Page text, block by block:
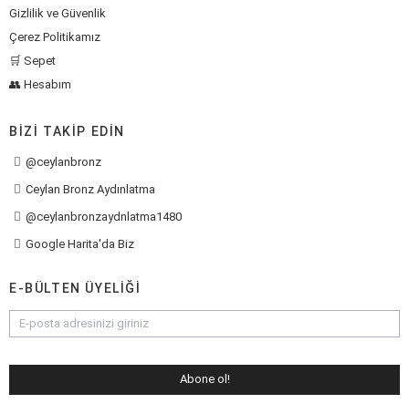
Gizlilik ve Güvenlik
Çerez Politikamız
🛒 Sepet
👥 Hesabım
BIZI TAKIP EDIN
@ceylanbronz
Ceylan Bronz Aydınlatma
@ceylanbronzaydnlatma1480
Google Harita'da Biz
E-BÜLTEN ÜYELIĞI